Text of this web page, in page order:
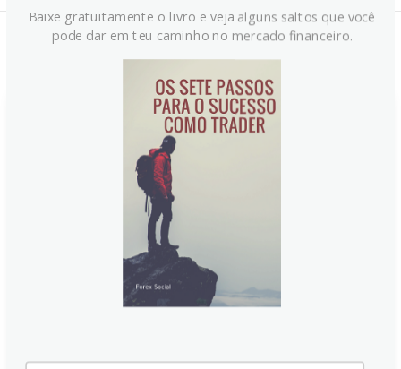
Notícias Relacionadas:
PMI da manufatura ISM deve
apresentar leve avanço no setor
fabril dos EUA em setembro
O PMI da ISM para manufatura dos EUA pode avançar
modestamente em setembro, sinalizando
continuidade da recuperação industrial. Mesmo com o
índice ainda abaixo de 50, os licenciamentos de
apoiando a volatilidade de moedas e ações
Baixe gratuitamente o livro e veja alguns saltos que você
pode dar em teu caminho no mercado financeiro.